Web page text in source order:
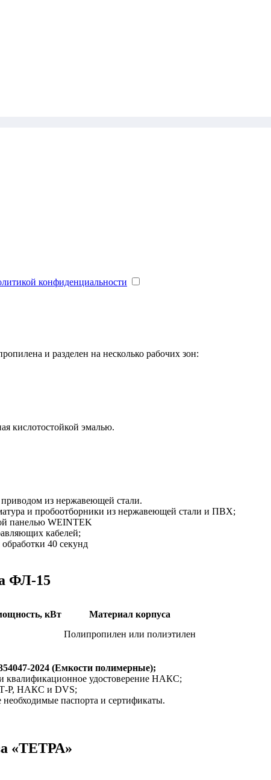
конфиденциальности
и разделен на несколько рабочих зон:
кислотостойкой эмалью.
из нержавеющей стали.
и пробоотборники из нержавеющей стали и ПВХ;
панелью WEINTEK
кабелей;
40 секунд
ФЛ-15
кВт Материал корпуса
Полипропилен или полиэтилен
2024 (Емкости полимерные);
удостоверение НАКС;
Р, НАКС и DVS;
необходимые паспорта и сертификаты.
«ТЕТРА»